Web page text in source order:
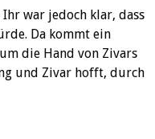
Ihr war jedoch klar, dass
Da kommt ein
die Hand von Zivars
und Zivar hofft, durch